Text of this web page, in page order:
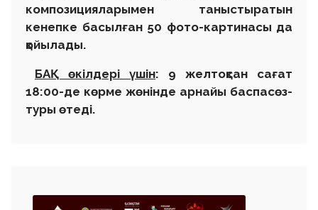
композицияларымен таныстыратын
кенепке басылған 50 фото-картинасы да
қойылады.
БАҚ өкілдері үшін: 9 желтоқсан сағат
18:00-де көрме жөнінде арнайы баспасөз-
туры өтеді.